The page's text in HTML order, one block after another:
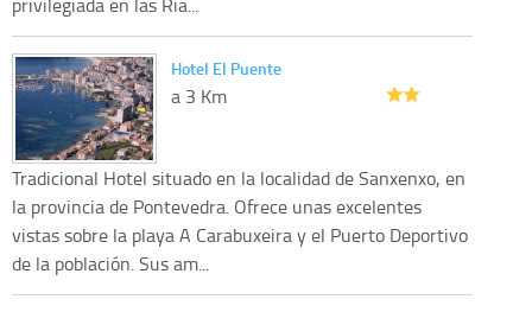
Hotel El Puente
a 3 Km
Tradicional Hotel situado en la localidad de Sanxenxo, en
la provincia de Pontevedra. Ofrece unas excelentes
vistas sobre la playa A Carabuxeira y el Puerto Deportivo
de la población. Sus am...